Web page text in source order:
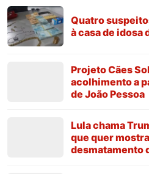
Quatro
à casa de idosa
Projeto Cães
acolhimento a
de João Pessoa
Lula chama
que quer
desmatamento